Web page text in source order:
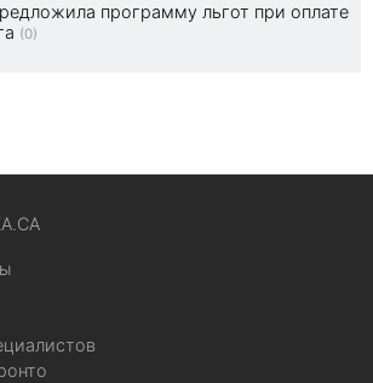
программу льгот при оплате
(0)